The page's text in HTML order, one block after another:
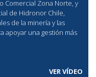
Comercial Zona Norte, y
de Hidronor Chile,
de la minería y las
apoyar una gestión más
VER VÍDEO